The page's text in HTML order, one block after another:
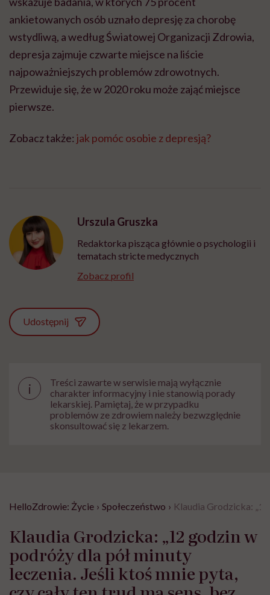
ankietowanych osób uznało depresję za chorobę
wstydliwą, a według Światowej Organizacji Zdrowia,
depresja zajmuje czwarte miejsce na liście
najpoważniejszych problemów zdrowotnych.
Przewiduje się, że w 2020 roku może zająć miejsce
pierwsze.
Zobacz także: jak pomóc osobie z depresją?
Urszula Gruszka
Redaktorka pisząca głównie o psychologii i
tematach stricte medycznych
Zobacz profil
Udostępnij
i
Treści zawarte w serwisie mają wyłącznie
charakter informacyjny i nie stanowią porady
lekarskiej. Pamiętaj, że w przypadku
problemów ze zdrowiem należy bezwzględnie
skonsultować się z lekarzem.
HelloZdrowie: Życie › Społeczeństwo › Klaudia Grodzicka:
Klaudia Grodzicka: „12 godzin w
podróży dla pół minuty
leczenia. Jeśli ktoś mnie pyta,